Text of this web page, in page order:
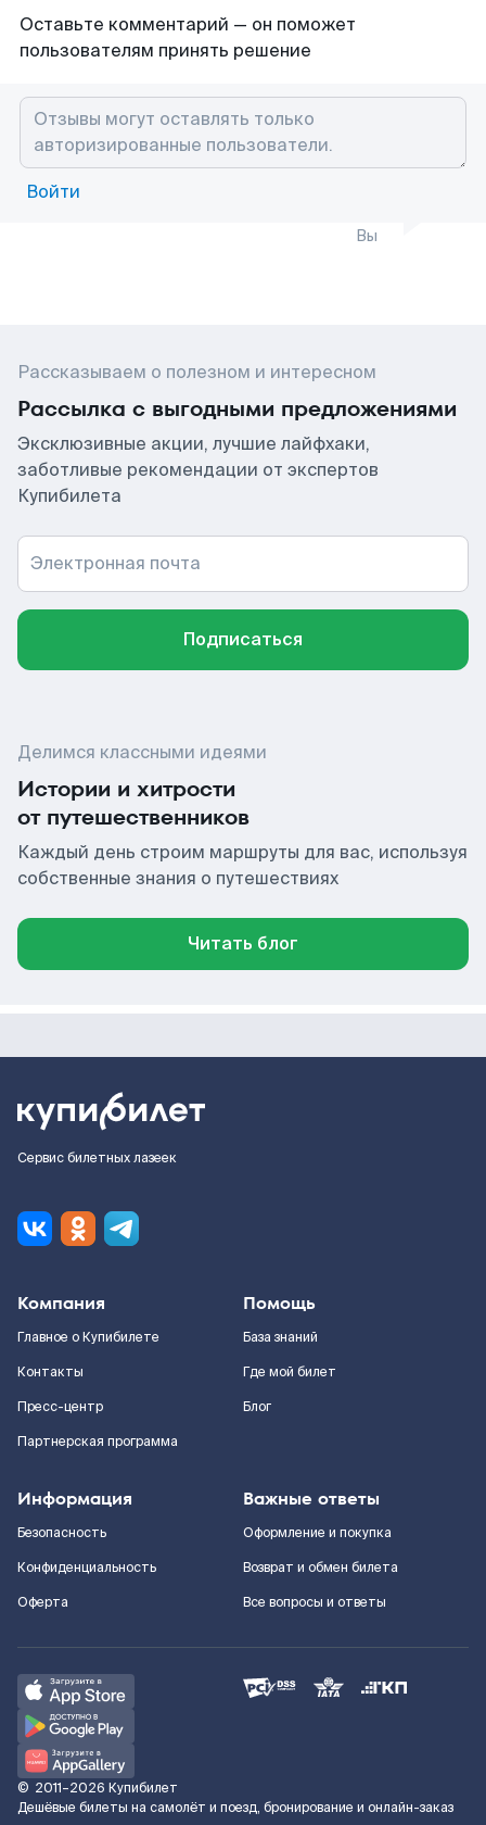
Оставьте комментарий — он поможет
пользователям принять решение
Войти
Вы
Рассказываем о полезном и интересном
Рассылка с выгодными предложениями
Эксклюзивные акции, лучшие лайфхаки,
заботливые рекомендации от экспертов
Купибилета
Электронная почта
Подписаться
Делимся классными идеями
Истории и хитрости
от путешественников
Каждый день строим маршруты для вас, используя
собственные знания о путешествиях
Читать блог
Сервис билетных лазеек
Компания
Главное о Купибилете
Контакты
Пресс-центр
Партнерская программа
Помощь
База знаний
Где мой билет
Блог
Информация
Безопасность
Конфиденциальность
Оферта
Важные ответы
Оформление и покупка
Возврат и обмен билета
Все вопросы и ответы
© 2011–2026 Купибилет
Дешёвые билеты на самолёт и поезд, бронирование и онлайн-заказ